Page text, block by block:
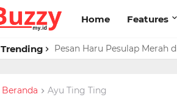
Home Features
Trending Pesan Haru Pesulap Merah
Beranda Ayu Ting Ting